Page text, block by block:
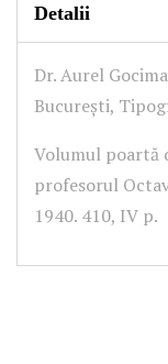
Detalii
Dr. Aurel
București,
Volumul poartă
profesorul
1940. 410, IV p.